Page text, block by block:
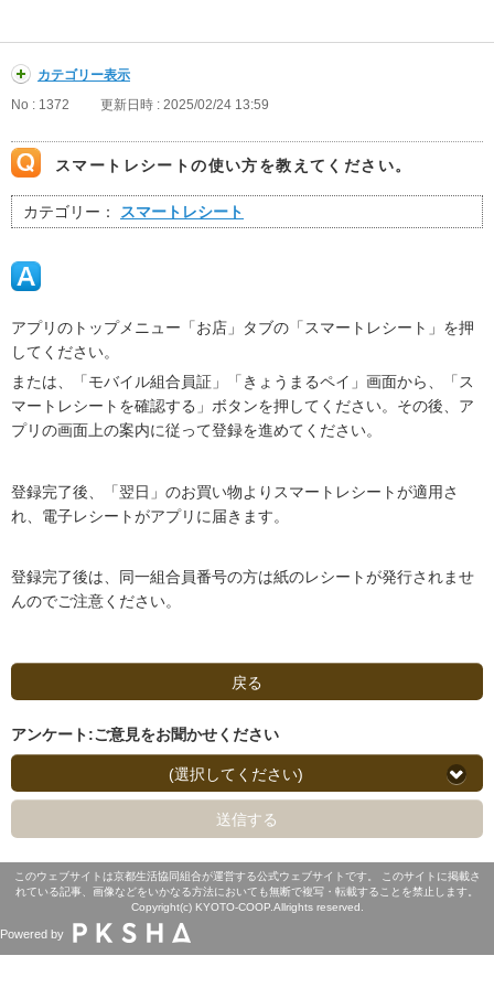
カテゴリー表示
No : 1372
更新日時 : 2025/02/24 13:59
スマートレシートの使い方を教えてください。
カテゴリー： スマートレシート
アプリのトップメニュー「お店」タブの「スマートレシート」を押
してください。
または、「モバイル組合員証」「きょうまるペイ」画面から、「ス
マートレシートを確認する」ボタンを押してください。その後、ア
プリの画面上の案内に従って登録を進めてください。
登録完了後、「翌日」のお買い物よりスマートレシートが適用さ
れ、電子レシートがアプリに届きます。
登録完了後は、同一組合員番号の方は紙のレシートが発行されませ
んのでご注意ください。
戻る
アンケート:ご意見をお聞かせください
(選択してください)
送信する
このウェブサイトは京都生活協同組合が運営する公式ウェブサイトです。 このサイトに掲載さ
れている記事、画像などをいかなる方法においても無断で複写・転載することを禁止します。
Copyright(c) KYOTO-COOP.Allrights reserved.
Powered by